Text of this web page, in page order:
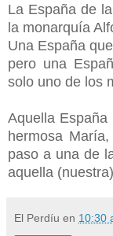
La España de
la monarquía
Una España
pero una
solo uno de los
Aquella
hermosa
paso a una de
aquella
El Perdíu en 10:30